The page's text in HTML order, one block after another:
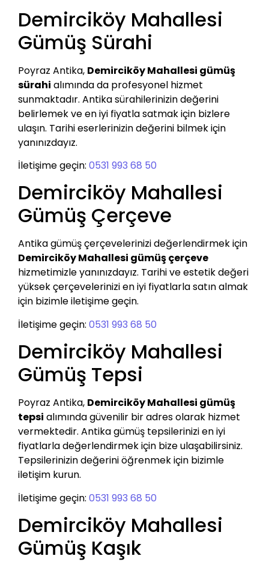
Demirciköy Mahallesi
Gümüş Sürahi
Poyraz Antika, Demirciköy Mahallesi gümüş
sürahi alımında da profesyonel hizmet
sunmaktadır. Antika sürahilerinizin değerini
belirlemek ve en iyi fiyatla satmak için bizlere
ulaşın. Tarihi eserlerinizin değerini bilmek için
yanınızdayız.
İletişime geçin: 0531 993 68 50
Demirciköy Mahallesi
Gümüş Çerçeve
Antika gümüş çerçevelerinizi değerlendirmek için
Demirciköy Mahallesi gümüş çerçeve
hizmetimizle yanınızdayız. Tarihi ve estetik değeri
yüksek çerçevelerinizi en iyi fiyatlarla satın almak
için bizimle iletişime geçin.
İletişime geçin: 0531 993 68 50
Demirciköy Mahallesi
Gümüş Tepsi
Poyraz Antika, Demirciköy Mahallesi gümüş
tepsi alımında güvenilir bir adres olarak hizmet
vermektedir. Antika gümüş tepsilerinizi en iyi
fiyatlarla değerlendirmek için bize ulaşabilirsiniz.
Tepsilerinizin değerini öğrenmek için bizimle
iletişim kurun.
İletişime geçin: 0531 993 68 50
Demirciköy Mahallesi
Gümüş Kaşık